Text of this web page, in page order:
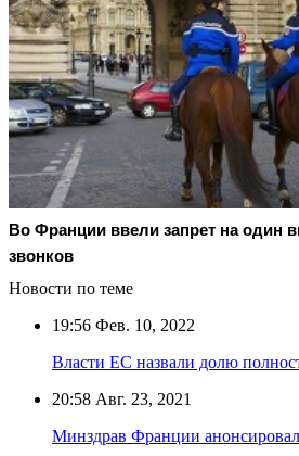
Во Франции ввели запрет на один
звонков
Новости по теме
19:56 Фев. 10, 2022
Власти ЕС назвали долю
20:58 Авг. 23, 2021
Минздрав Франции